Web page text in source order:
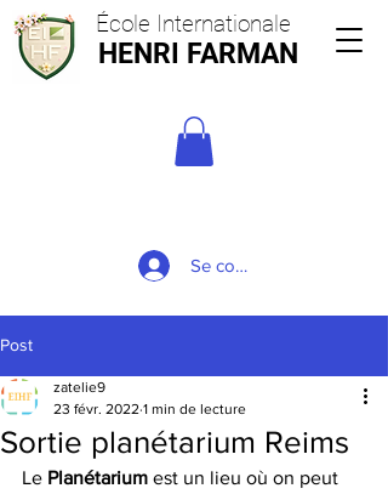
École Internationale
HENRI FARMAN
Se connecter
Post
Sortie planétarium Reims
zatelie9
23 févr. 2022 1 min de lecture
Le Planétarium est un lieu où on peut